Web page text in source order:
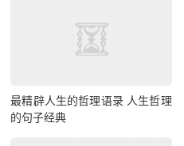
最精辟人生的哲理语录 人生哲理
的句子经典